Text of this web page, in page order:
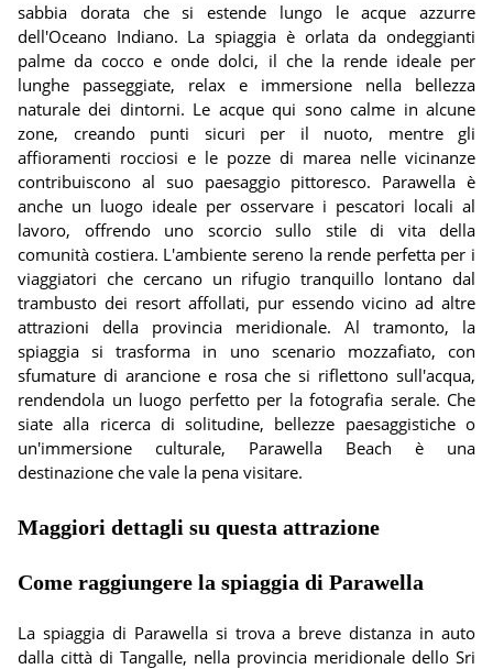
sabbia dorata che si estende lungo le acque azzurre
dell'Oceano Indiano. La spiaggia è orlata da ondeggianti
palme da cocco e onde dolci, il che la rende ideale per
lunghe passeggiate, relax e immersione nella bellezza
naturale dei dintorni. Le acque qui sono calme in alcune
zone, creando punti sicuri per il nuoto, mentre gli
affioramenti rocciosi e le pozze di marea nelle vicinanze
contribuiscono al suo paesaggio pittoresco. Parawella è
anche un luogo ideale per osservare i pescatori locali al
lavoro, offrendo uno scorcio sullo stile di vita della
comunità costiera. L'ambiente sereno la rende perfetta per i
viaggiatori che cercano un rifugio tranquillo lontano dal
trambusto dei resort affollati, pur essendo vicino ad altre
attrazioni della provincia meridionale. Al tramonto, la
spiaggia si trasforma in uno scenario mozzafiato, con
sfumature di arancione e rosa che si riflettono sull'acqua,
rendendola un luogo perfetto per la fotografia serale. Che
siate alla ricerca di solitudine, bellezze paesaggistiche o
un'immersione culturale, Parawella Beach è una
destinazione che vale la pena visitare.
Maggiori dettagli su questa attrazione
Come raggiungere la spiaggia di Parawella
La spiaggia di Parawella si trova a breve distanza in auto
dalla città di Tangalle, nella provincia meridionale dello Sri